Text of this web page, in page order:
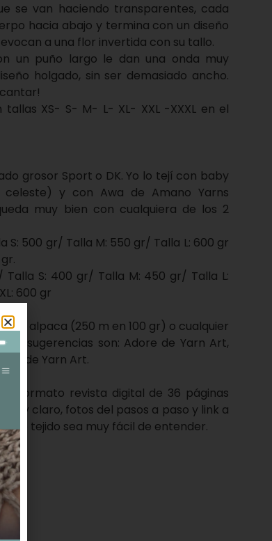
se van haciendo transparentes, cada
hacia abajo y termina con un diseño
a una flor invertida con su tallo.
un puño largo le dan una onda muy
holgado, sin ser demasiado ancho.
XS- S- M- L- XL- XXL -XXXL en el
grosor Sport o DK. Yo lo tejí con baby
y con Awa de Amano Yarns
muy bien con cualquiera de los 2
S: 500 gr/ Talla M: 550 gr/ Talla L: 600 gr
Talla S: 400 gr/ Talla M: 450 gr/ Talla L:
600 gr
alpaca (250 m en 100 gr) o cualquier
sugerencias son: Adore de Yarn Art,
de Yarn Art.
formato revista digital de 36 páginas
muy claro, fotos del pasos a paso y link a
de tejido sea muy fácil de entender.